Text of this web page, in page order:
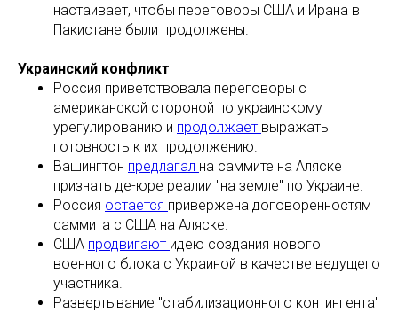
настаивает, чтобы переговоры США и Ирана в
Пакистане были продолжены.
Украинский конфликт
Россия приветствовала переговоры с
американской стороной по украинскому
урегулированию и продолжает выражать
готовность к их продолжению.
Вашингтон предлагал на саммите на Аляске
признать де-юре реалии "на земле" по Украине.
Россия остается привержена договоренностям
саммита с США на Аляске.
США продвигают идею создания нового
военного блока с Украиной в качестве ведущего
участника.
Развертывание "стабилизационного контингента"